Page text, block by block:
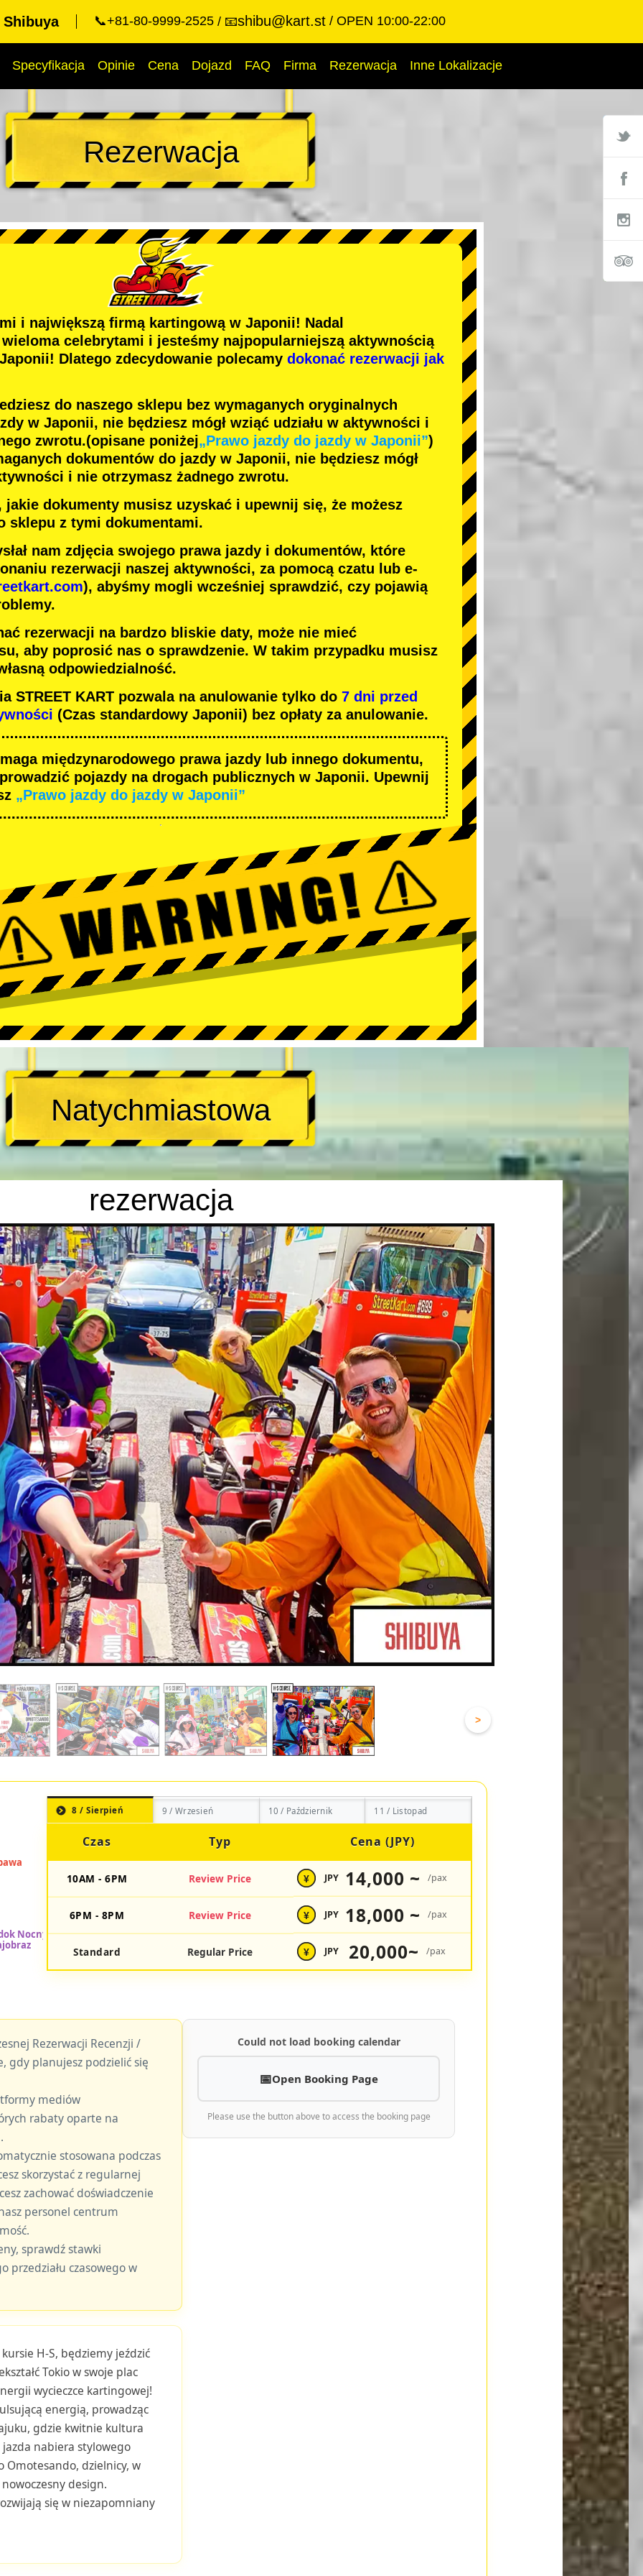
📞+81-80-9999-2525 📧shibu@kart.st OPEN 10:00-22:00
Specyfikacja Opinie Cena Dojazd FAQ Firma Rezerwacja Inne Lokalizacje
Rezerwacja
i największą firmą kartingowąw Japonii! Nadal
wieloma celebrytami i jesteśmy najpopularniejszą aktywnością
Dlatego zdecydowanie polecamy dokonać rezerwacji jak
do naszego sklepu bez wymaganych oryginalnych
w Japonii, nie będziesz mógł wziąć udziału w aktywności i
zwrotu.(opisane poniżej„Prawo jazdy do jazdy w Japonii”)
dokumentów do jazdy w Japonii, nie będziesz mógł
i nie otrzymasz żadnego zwrotu.
jakie dokumenty musisz uzyskać i upewnij się, że możesz
sklepu z tymi dokumentami.
nam zdjęcia swojego prawa jazdy i dokumentów, które
rezerwacji naszej aktywności, za pomocą czatu lub e-
), abyśmy mogli wcześniej sprawdzić, czy pojawią
rezerwacji na bardzo bliskie daty, może nie mieć
aby poprosić nas o sprawdzenie. W takim przypadku musisz
odpowiedzialność.
STREET KART pozwala na anulowanie tylko do 7 dni przed
(Czas standardowy Japonii) bez opłaty za anulowanie.
międzynarodowego prawa jazdy lub innego dokumentu,
pojazdy na drogach publicznych w Japonii. Upewnij
„Prawo jazdy do jazdy w Japonii”
Natychmiastowa
rezerwacja
>
8 / Sierpień 9 / Wrzesień 10 / Październik 11 / Listopad
Czas Typ Cena (JPY)
10AM - 6PM Review Price ¥ JPY 14,000 ~ /pax
6PM - 8PM Review Price ¥ JPY 18,000 ~ /pax
Standard Regular Price ¥ JPY 20,000~ /pax
Rezerwacji Recenzji /
gdy planujesz podzielić się
mediów
rabaty oparte na
stosowana podczas
skorzystać z regularnej
zachować doświadczenie
personel centrum
sprawdź stawki
przedziału czasowego w
H-S, będziemy jeździć
Tokio w swoje plac
wycieczce kartingowej!
energią, prowadząc
gdzie kwitnie kultura
nabiera stylowego
Omotesando, dzielnicy, w
design.
się w niezapomniany
Could not load booking calendar
Open Booking Page
Please use the button above to access the booking page